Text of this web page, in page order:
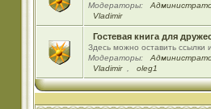
Модераторы:
Vladimir
Гостевая книга для
Здесь можно оставить
Модераторы:
Vladimir
oleg1